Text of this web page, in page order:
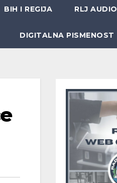
BIH I REGIJA RLJ AUDIO
DIGITALNA PISMENOST